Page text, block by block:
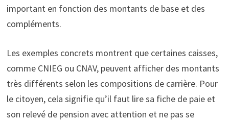
important en fonction des montants de base et des
compléments.
Les exemples concrets montrent que certaines caisses,
comme CNIEG ou CNAV, peuvent afficher des montants
très différents selon les compositions de carrière. Pour
le citoyen, cela signifie qu’il faut lire sa fiche de paie et
son relevé de pension avec attention et ne pas se